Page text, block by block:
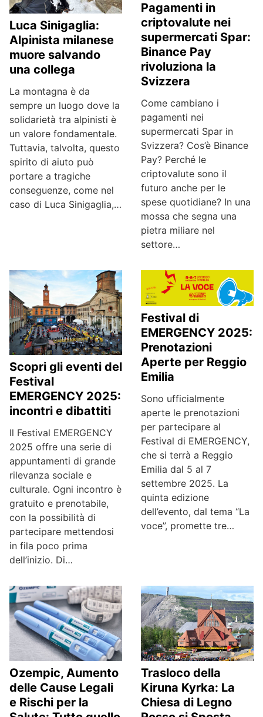
Luca Sinigaglia:
Alpinista milanese
muore salvando
una collega
La montagna è da
sempre un luogo dove la
solidarietà tra alpinisti è
un valore fondamentale.
Tuttavia, talvolta, questo
spirito di aiuto può
portare a tragiche
conseguenze, come nel
caso di Luca Sinigaglia,…
Pagamenti in
criptovalute nei
supermercati Spar:
Binance Pay
rivoluziona la
Svizzera
Come cambiano i
pagamenti nei
supermercati Spar in
Svizzera? Cos’è Binance
Pay? Perché le
criptovalute sono il
futuro anche per le
spese quotidiane? In una
mossa che segna una
pietra miliare nel
settore…
Scopri gli eventi del
Festival
EMERGENCY 2025:
incontri e dibattiti
Il Festival EMERGENCY
2025 offre una serie di
appuntamenti di grande
rilevanza sociale e
culturale. Ogni incontro è
gratuito e prenotabile,
con la possibilità di
partecipare mettendosi
in fila poco prima
dell’inizio. Di…
Festival di
EMERGENCY 2025:
Prenotazioni
Aperte per Reggio
Emilia
Sono ufficialmente
aperte le prenotazioni
per partecipare al
Festival di EMERGENCY,
che si terrà a Reggio
Emilia dal 5 al 7
settembre 2025. La
quinta edizione
dell’evento, dal tema “La
voce”, promette tre…
Ozempic, Aumento
delle Cause Legali
e Rischi per la
Trasloco della
Kiruna Kyrka: La
Chiesa di Legno